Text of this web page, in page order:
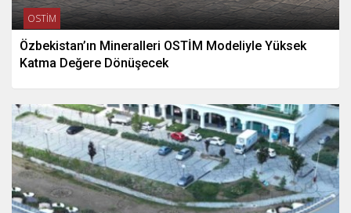
OSTİM
Özbekistan’ın Mineralleri OSTİM Modeliyle Yüksek
Katma Değere Dönüşecek